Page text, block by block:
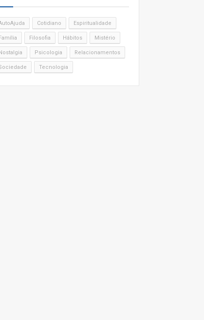
Cotidiano Espiritualidade
Filosofia Hábitos Mistério
Psicologia Relacionamentos
Tecnologia